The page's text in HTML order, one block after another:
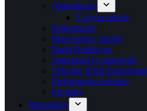
Aktualności
Z życia szkoły
Dokumenty
Pracownicy szkoły
Rada Rodziców
Samorząd Uczniowski
Szkolny Klub Europejski
Pielęgniarka szkolna
Projekty
Informacje